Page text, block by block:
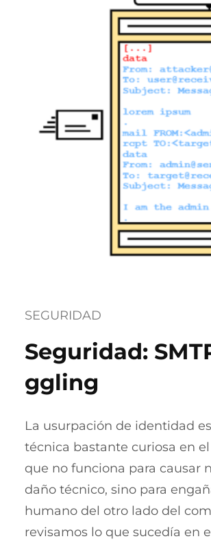
SEGURIDAD
Seguridad:
ggling
La usurpación de identidad
técnica bastante curiosa en
que no funciona para causar
daño técnico, sino para
humano del otro lado del
revisamos lo que sucedía en